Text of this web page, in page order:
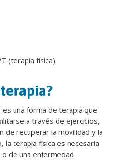
(terapia física).
una forma de terapia que
a través de ejercicios,
recuperar la movilidad y la
la terapia física es necesaria
de una enfermedad